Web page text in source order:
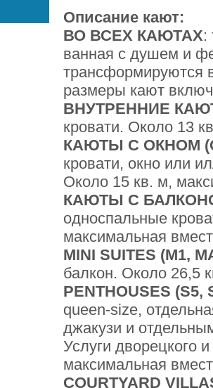
Описание кают:
ВО ВСЕХ КАЮТАХ:
ванная с душем и
трансформируются
размеры кают
ВНУТРЕННИЕ
кровати. Около 13
КАЮТЫ С ОКНОМ
кровати, окно или
Около 15 кв. м,
КАЮТЫ С
односпальные
максимальная
MINI SUITES (M1,
балкон. Около 26,5
PENTHOUSES (S5,
queen-size,
джакузи и
Услуги дворецкого
максимальная
COURTYARD